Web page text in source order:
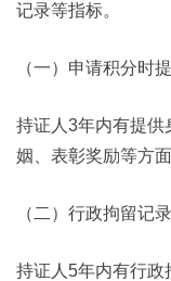
记录等指标。
（一）申请积分时
持证人3年内有提供
姻、表彰奖励等方
（二）行政拘留记录
持证人5年内有行政